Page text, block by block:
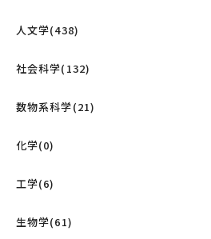
人文学(438)
社会科学(132)
数物系科学(21)
化学(0)
工学(6)
生物学(61)